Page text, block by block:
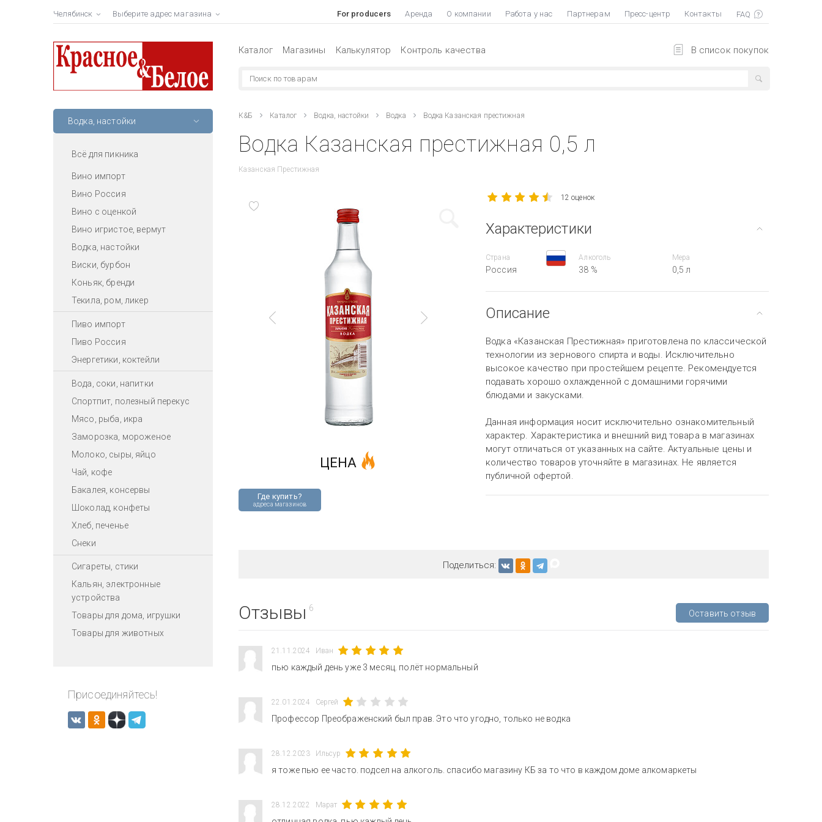
Челябинск Выберите адрес магазина For producers Аренда О компании Работа у нас Партнерам Пресс-центр Контакты
В список покупок
Каталог Магазины Калькулятор Контроль качества
Водка, настойки
Всё для пикника
Вино импорт
Вино Россия
Вино с оценкой
Вино игристое, вермут
Водка, настойки
Виски, бурбон
Коньяк, бренди
Текила, ром, ликер
Пиво импорт
Пиво Россия
Энергетики, коктейли
Вода, соки, напитки
Спортпит, полезный перекус
Мясо, рыба, икра
Заморозка, мороженое
Молоко, сыры, яйцо
Чай, кофе
Бакалея, консервы
Шоколад, конфеты
Хлеб, печенье
Снеки
Сигареты, стики
Кальян, электронные
устройства
Товары для дома, игрушки
Товары для животных
Присоединяйтесь!
К&Б Каталог Водка, настойки Водка Водка Казанская престижная
Водка Казанская престижная 0,5 л
Казанская Престижная
Где купить?
адреса магазинов
ЦЕНА
12 оценок
Характеристики
Страна
Россия
Алкоголь
38 %
Мера
0,5 л
Описание
Водка «Казанская Престижная» приготовлена по классической
технологии из зернового спирта и воды. Исключительно
высокое качество при простейшем рецепте. Рекомендуется
подавать хорошо охлажденной с домашними горячими
блюдами и закусками.
Данная информация носит исключительно ознакомительный
характер. Характеристика и внешний вид товара в магазинах
могут отличаться от указанных на сайте. Актуальные цены и
количество товаров уточняйте в магазинах. Не является
публичной офертой.
Поделиться:
Отзывы 6
Оставить отзыв
21.11.2024 Иван
пью каждый день уже 3 месяц. полёт нормальный
22.01.2024 Сергей
Профессор Преображенский был прав. Это что угодно, только не водка
28.12.2023 Ильсур
я тоже пью ее часто. подсел на алкоголь. спасибо магазину КБ за то что в каждом доме алкомаркеты
28.12.2022 Марат